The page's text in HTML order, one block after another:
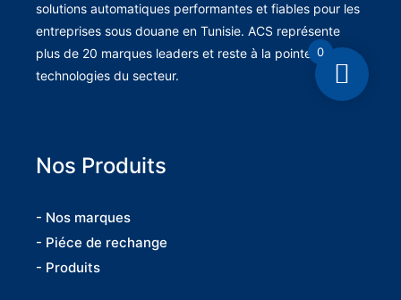
solutions automatiques performantes et fiables pour les
entreprises sous douane en Tunisie. ACS représente
plus de 20 marques leaders et reste à la pointe des
technologies du secteur.
Nos Produits
- Nos marques
- Piéce de rechange
- Produits
0